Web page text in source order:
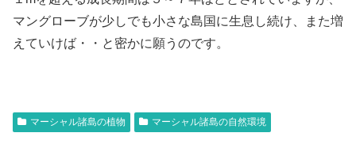
マングローブが少しでも小さな島国に生息し続け、また増
えていけば・・と密かに願うのです。
マーシャル諸島の植物 マーシャル諸島の自然環境